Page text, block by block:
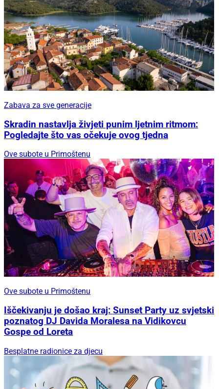
Zabava za sve generacije
Skradin nastavlja živjeti punim ljetnim ritmom:
Pogledajte što vas očekuje ovog tjedna
Ove subote u Primoštenu
Ove subote u Primoštenu
Iščekivanju je došao kraj: Sunset Party uz svjetski
poznatog DJ Davida Moralesa na Vidikovcu
Gospe od Loreta
Besplatne radionice za djecu